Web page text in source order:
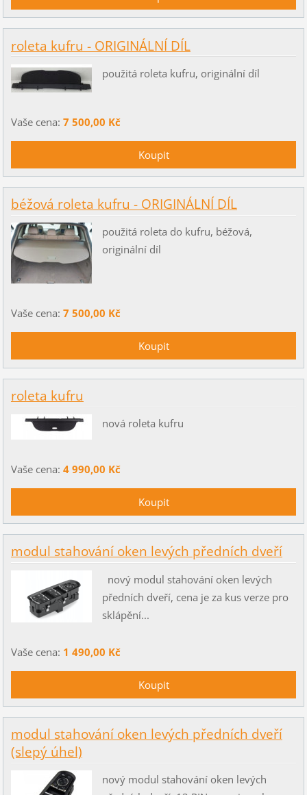
roleta kufru - ORIGINÁLNÍ DÍL
použitá roleta kufru, originální díl
Vaše cena: 7 500,00 Kč
béžová roleta kufru - ORIGINÁLNÍ DÍL
použitá roleta do kufru, béžová,
originální díl
Vaše cena: 7 500,00 Kč
roleta kufru
nová roleta kufru
Vaše cena: 4 990,00 Kč
modul stahování oken levých předních dveří
nový modul stahování oken levých
předních dveří, cena je za kus verze pro
sklápění...
Vaše cena: 1 490,00 Kč
modul stahování oken levých předních dveří
(slepý úhel)
nový modul stahování oken levých